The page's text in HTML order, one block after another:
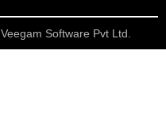
Veegam Software Pvt Ltd.